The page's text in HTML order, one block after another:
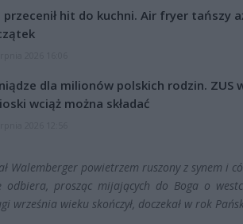
przecenił hit do kuchni. Air fryer tańszy
dla milionów polskich rodzin. ZUS
wciąż można składać
Walemberger powietrzem ruszony z synem i
odbiera, prosząc mijających do Boga o
września wieku skończył, doczekał w rok